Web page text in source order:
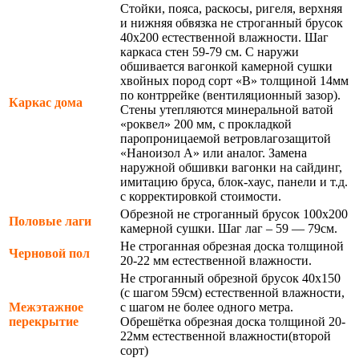
Каркас дома
Стойки, пояса, раскосы, ригеля, верхняя
и нижняя обвязка не строганный брусок
40х200 естественной влажности. Шаг
каркаса стен 59-79 см. С наружи
обшивается вагонкой камерной сушки
хвойных пород сорт «В» толщиной 14мм
по контррейке (вентиляционный зазор).
Стены утепляются минеральной ватой
«роквел» 200 мм, с прокладкой
паропроницаемой ветровлагозащитой
«Наноизол А» или аналог. Замена
наружной обшивки вагонки на сайдинг,
имитацию бруса, блок-хаус, панели и т.д.
с корректировкой стоимости.
Половые лаги
Обрезной не строганный брусок 100х200
камерной сушки. Шаг лаг – 59 — 79см.
Черновой пол
Не строганная обрезная доска толщиной
20-22 мм естественной влажности.
Межэтажное
перекрытие
Не строганный обрезной брусок 40х150
(с шагом 59см) естественной влажности,
с шагом не более одного метра.
Обрешётка обрезная доска толщиной 20-
22мм естественной влажности(второй
сорт)